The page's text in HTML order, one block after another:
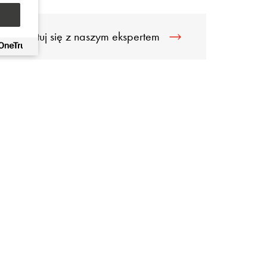
Skontaktuj się z naszym ekspertem